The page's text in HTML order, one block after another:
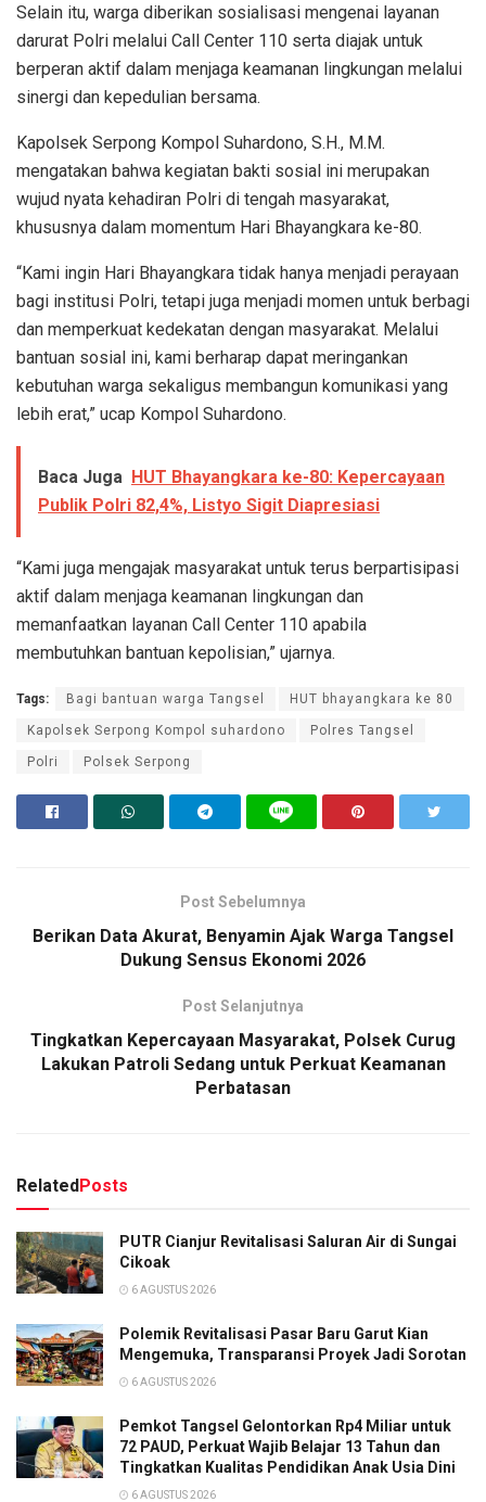
Selain itu, warga diberikan sosialisasi mengenai layanan
darurat Polri melalui Call Center 110 serta diajak untuk
berperan aktif dalam menjaga keamanan lingkungan melalui
sinergi dan kepedulian bersama.
Kapolsek Serpong Kompol Suhardono, S.H., M.M.
mengatakan bahwa kegiatan bakti sosial ini merupakan
wujud nyata kehadiran Polri di tengah masyarakat,
khususnya dalam momentum Hari Bhayangkara ke-80.
“Kami ingin Hari Bhayangkara tidak hanya menjadi perayaan
bagi institusi Polri, tetapi juga menjadi momen untuk berbagi
dan memperkuat kedekatan dengan masyarakat. Melalui
bantuan sosial ini, kami berharap dapat meringankan
kebutuhan warga sekaligus membangun komunikasi yang
lebih erat,” ucap Kompol Suhardono.
Baca Juga HUT Bhayangkara ke-80: Kepercayaan
Publik Polri 82,4%, Listyo Sigit Diapresiasi
“Kami juga mengajak masyarakat untuk terus berpartisipasi
aktif dalam menjaga keamanan lingkungan dan
memanfaatkan layanan Call Center 110 apabila
membutuhkan bantuan kepolisian,” ujarnya.
Tags: Bagi bantuan warga Tangsel HUT bhayangkara ke 80
Kapolsek Serpong Kompol suhardono Polres Tangsel
Polri Polsek Serpong
Post Sebelumnya
Berikan Data Akurat, Benyamin Ajak Warga Tangsel
Dukung Sensus Ekonomi 2026
Post Selanjutnya
Tingkatkan Kepercayaan Masyarakat, Polsek Curug
Lakukan Patroli Sedang untuk Perkuat Keamanan
Perbatasan
RelatedPosts
PUTR Cianjur Revitalisasi Saluran Air di Sungai
Cikoak
6 AGUSTUS 2026
Polemik Revitalisasi Pasar Baru Garut Kian
Mengemuka, Transparansi Proyek Jadi Sorotan
6 AGUSTUS 2026
Pemkot Tangsel Gelontorkan Rp4 Miliar untuk
72 PAUD, Perkuat Wajib Belajar 13 Tahun dan
Tingkatkan Kualitas Pendidikan Anak Usia Dini
6 AGUSTUS 2026